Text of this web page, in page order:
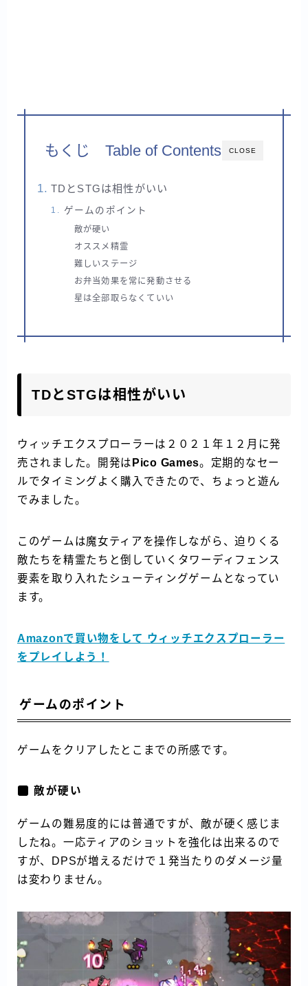
CLOSE
もくじ Table of Contents
TDとSTGは相性がいい
ゲームのポイント
敵が硬い
オススメ精霊
難しいステージ
お弁当効果を常に発動させる
星は全部取らなくていい
TDとSTGは相性がいい
ウィッチエクスプローラーは２０２１年１２月に発
売されました。開発は Pico Games。定期的なセー
ルでタイミングよく購入できたので、ちょっと遊ん
でみました。
このゲームは魔女ティアを操作しながら、迫りくる
敵たちを精霊たちと倒していくタワーディフェンス
要素を取り入れたシューティングゲームとなってい
ます。
Amazonで買い物をして ウィッチエクスプローラー
をプレイしよう！
ゲームのポイント
ゲームをクリアしたとこまでの所感です。
敵が硬い
ゲームの難易度的には普通ですが、敵が硬く感じま
したね。一応ティアのショットを強化は出来るので
すが、DPSが増えるだけで１発当たりのダメージ量
は変わりません。